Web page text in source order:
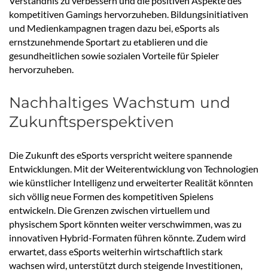
kompetitiven Gamings hervorzuheben. Bildungsinitiativen
und Medienkampagnen tragen dazu bei, eSports als
ernstzunehmende Sportart zu etablieren und die
gesundheitlichen sowie sozialen Vorteile für Spieler
hervorzuheben.
Nachhaltiges Wachstum und
Zukunftsperspektiven
Die Zukunft des eSports verspricht weitere spannende
Entwicklungen. Mit der Weiterentwicklung von Technologien
wie künstlicher Intelligenz und erweiterter Realität könnten
sich völlig neue Formen des kompetitiven Spielens
entwickeln. Die Grenzen zwischen virtuellem und
physischem Sport könnten weiter verschwimmen, was zu
innovativen Hybrid-Formaten führen könnte. Zudem wird
erwartet, dass eSports weiterhin wirtschaftlich stark
wachsen wird, unterstützt durch steigende Investitionen,